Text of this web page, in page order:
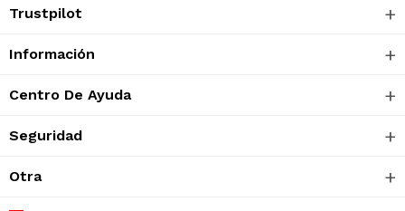
Trustpilot
Información
Centro De Ayuda
Seguridad
Otra